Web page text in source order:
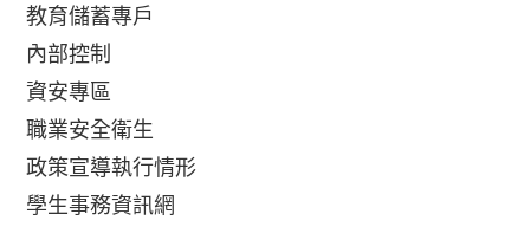
教育儲蓄專戶
內部控制
資安專區
職業安全衛生
政策宣導執行情形
學生事務資訊網